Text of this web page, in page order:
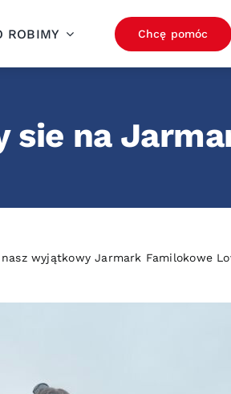
ROBIMY Chcę pomóc
sie na
wyjątkowy Jarmark Familokowe